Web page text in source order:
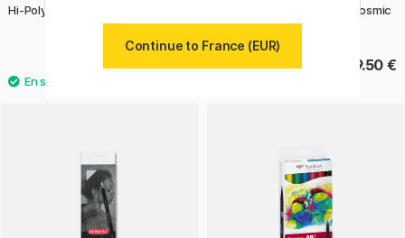
Hi-Polymer Mine 0,7 Lot de 12
2.40 €
Stylo à bille 849 Original Cosmic
Gold
69.50 €
Continue to France (EUR)